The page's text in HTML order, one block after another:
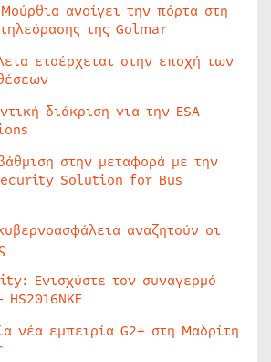
ανοίγει την πόρτα στη
της Golmar
εισέρχεται στην εποχή των
διάκριση για την ESA
στην μεταφορά με την
Solution for Bus
αναζητούν οι
Ενισχύστε τον συναγερμό
νέα εμπειρία G2+ στη Μαδρίτη